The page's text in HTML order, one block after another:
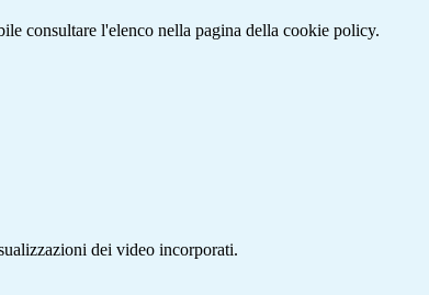
consultare l'elenco nella pagina della cookie policy.
dei video incorporati.